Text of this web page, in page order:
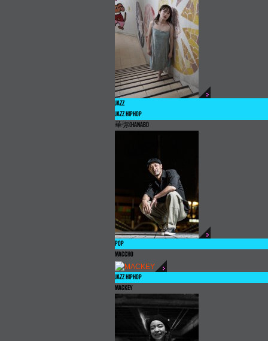
JAZZ
JAZZ HIPHOP
華弥(hanabi)
POP
MACCHO
JAZZ HIPHOP
MACKEY